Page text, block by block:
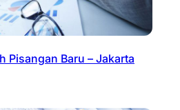
Pisangan Baru – Jakarta